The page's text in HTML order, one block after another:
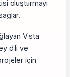
oluşturmayı
Vista
dili ve
için